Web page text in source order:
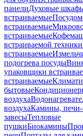
панелиДуховые
встраиваемые
встраиваемые
встраиваемые
встраиваемой техники
встраиваемые
подогрева посуды
упаковщики
встраиваемые
бытовые
воздуха
воздухаКамины,
завесыТепловые
пушкиБиокамины